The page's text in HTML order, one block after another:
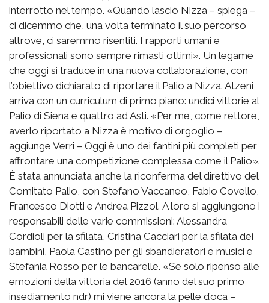
interrotto nel tempo. «Quando lasciò Nizza – spiega –
ci dicemmo che, una volta terminato il suo percorso
altrove, ci saremmo risentiti. I rapporti umani e
professionali sono sempre rimasti ottimi». Un legame
che oggi si traduce in una nuova collaborazione, con
l’obiettivo dichiarato di riportare il Palio a Nizza. Atzeni
arriva con un curriculum di primo piano: undici vittorie al
Palio di Siena e quattro ad Asti. «Per me, come rettore,
averlo riportato a Nizza è motivo di orgoglio –
aggiunge Verri – Oggi è uno dei fantini più completi per
affrontare una competizione complessa come il Palio».
È stata annunciata anche la riconferma del direttivo del
Comitato Palio, con Stefano Vaccaneo, Fabio Covello,
Francesco Diotti e Andrea Pizzol. A loro si aggiungono i
responsabili delle varie commissioni: Alessandra
Cordioli per la sfilata, Cristina Cacciari per la sfilata dei
bambini, Paola Castino per gli sbandieratori e musici e
Stefania Rosso per le bancarelle. «Se solo ripenso alle
emozioni della vittoria del 2016 (anno del suo primo
insediamento ndr) mi viene ancora la pelle d’oca –